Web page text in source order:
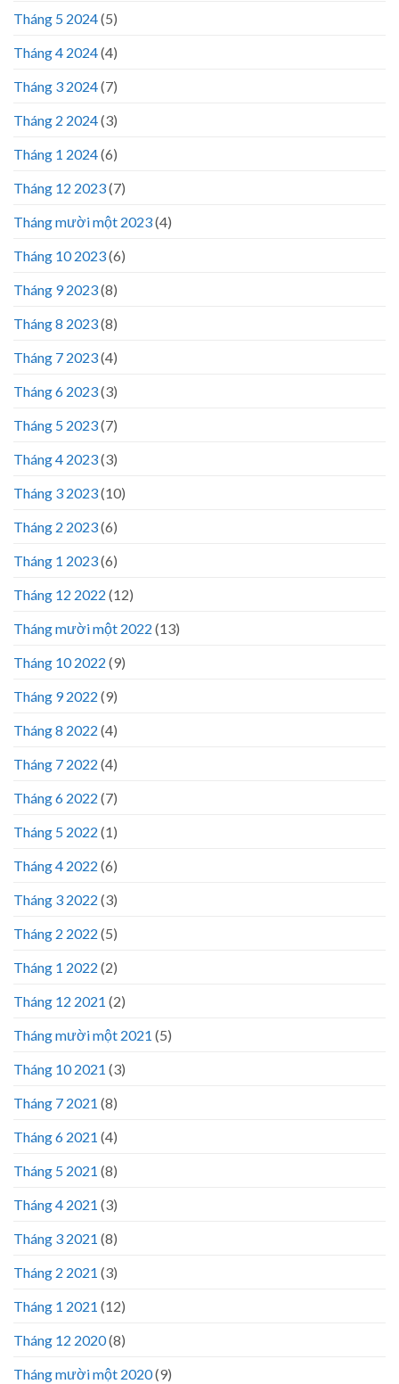
Tháng 5 2024(5)
Tháng 4 2024(4)
Tháng 3 2024(7)
Tháng 2 2024(3)
Tháng 1 2024(6)
Tháng 12 2023(7)
Tháng mười một 2023(4)
Tháng 10 2023(6)
Tháng 9 2023(8)
Tháng 8 2023(8)
Tháng 7 2023(4)
Tháng 6 2023(3)
Tháng 5 2023(7)
Tháng 4 2023(3)
Tháng 3 2023(10)
Tháng 2 2023(6)
Tháng 1 2023(6)
Tháng 12 2022 (12)
Tháng mười một 2022 (13)
Tháng 10 2022 (9)
Tháng 9 2022 (9)
Tháng 8 2022 (4)
Tháng 7 2022 (4)
Tháng 6 2022 (7)
Tháng 5 2022 (1)
Tháng 4 2022 (6)
Tháng 3 2022 (3)
Tháng 2 2022 (5)
Tháng 1 2022 (2)
Tháng 12 2021 (2)
Tháng mười một 2021 (5)
Tháng 10 2021 (3)
Tháng 7 2021 (8)
Tháng 6 2021 (4)
Tháng 5 2021 (8)
Tháng 4 2021 (3)
Tháng 3 2021 (8)
Tháng 2 2021 (3)
Tháng 1 2021 (12)
Tháng 12 2020(8)
Tháng mười một 2020(9)